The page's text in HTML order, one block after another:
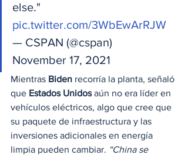
else."
pic.twitter.com/3WbEwArRJW
— CSPAN (@cspan)
November 17, 2021
Mientras Biden recorría la planta, señaló
que Estados Unidos aún no era líder en
vehículos eléctricos, algo que cree que
su paquete de infraestructura y las
inversiones adicionales en energía
limpia pueden cambiar. “China se